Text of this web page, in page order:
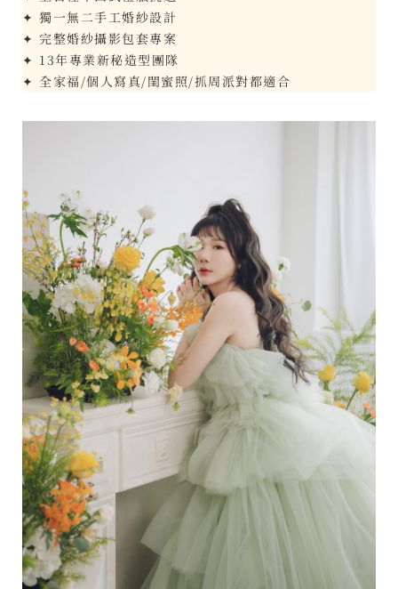
✦ 獨一無二手工婚紗設計
✦ 完整婚紗攝影包套專案
✦ 13年專業新秘造型團隊
✦ 全家福/個人寫真/閨蜜照/抓周派對都適合